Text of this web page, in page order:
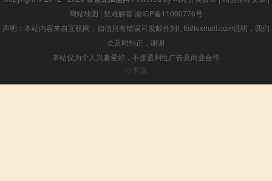
网站地图 | 疑难解答 渝ICP备11000776号
声明：本站内容来自互联网，如信息有错误可发邮件到f_fb#foxmail.com说明，我们
会及时纠正，谢谢
本站仅为个人兴趣爱好，不接盈利性广告及商业合作
小男孩